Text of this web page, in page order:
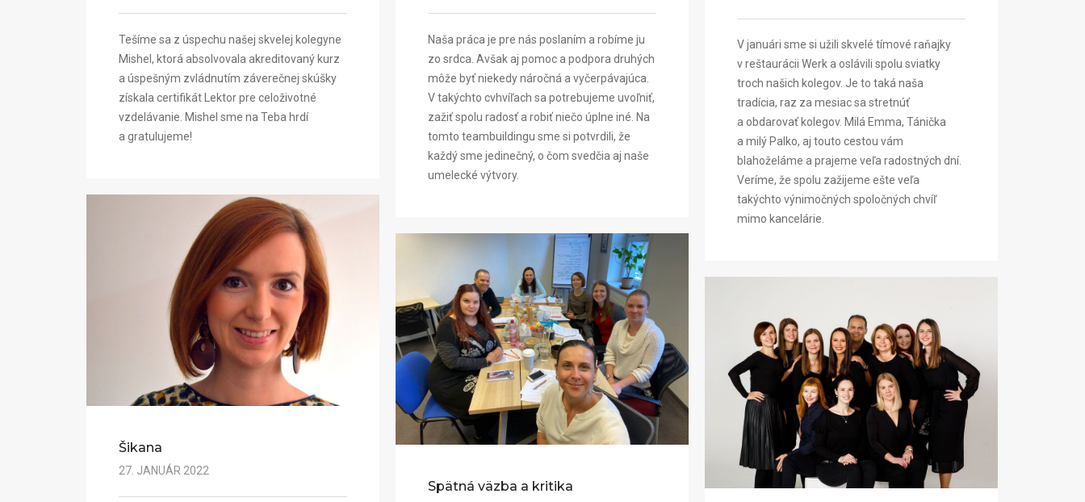
Tešíme sa z úspechu našej skvelej kolegyne
Mishel, ktorá absolvovala akreditovaný kurz
a úspešným zvládnutím záverečnej skúšky
získala certifikát Lektor pre celoživotné
vzdelávanie. Mishel sme na Teba hrdí
a gratulujeme!
Naša práca je pre nás poslaním a robíme ju
zo srdca. Avšak aj pomoc a podpora druhých
môže byť niekedy náročná a vyčerpávajúca.
V takýchto cvhvíľach sa potrebujeme uvoľniť,
zažiť spolu radosť a robiť niečo úplne iné. Na
tomto teambuildingu sme si potvrdili, že
každý sme jedinečný, o čom svedčia aj naše
umelecké výtvory.
V januári sme si užili skvelé tímové raňajky
v reštaurácii Werk a oslávili spolu sviatky
troch našich kolegov. Je to taká naša
tradícia, raz za mesiac sa stretnúť
a obdarovať kolegov. Milá Emma, Tánička
a milý Palko, aj touto cestou vám
blahoželáme a prajeme veľa radostných dní.
Veríme, že spolu zažijeme ešte veľa
takýchto výnimočných spoločných chvíľ
mimo kancelárie.
Šikana
27. JANUÁR 2022
Spätná väzba a kritika